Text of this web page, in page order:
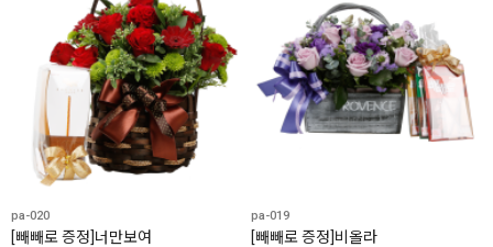
pa-020
[빼빼로 증정]너만보여
pa-019
[빼빼로 증정]비올라